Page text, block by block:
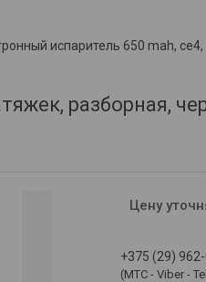
испаритель 650 mah,
разборная,
Цену
+375 (29)
(МТС - Viber -